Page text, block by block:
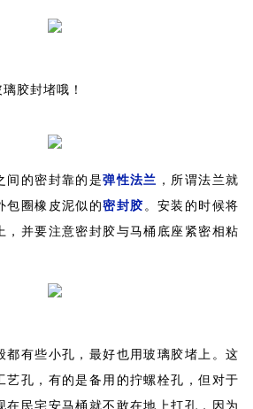
胶封堵哦！
间的密封靠的是弹性法兰 ，所谓法兰就
包圈橡皮泥似的密封胶。安装的时候将
，并要注意密封胶与马桶底座紧密相粘
有些小孔，最好也用玻璃胶堵上。这
艺孔，有的是备用的拧螺栓孔，但对于
在民宅安马桶就不敢在地上打孔，因为